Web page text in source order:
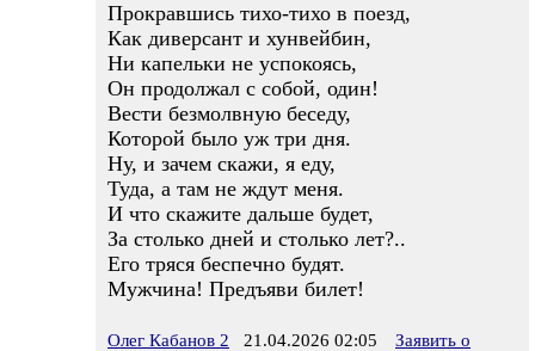
Прокравшись тихо-тихо в поезд,
Как диверсант и хунвейбин,
Ни капельки не успокоясь,
Он продолжал с собой, один!
Вести безмолвную беседу,
Которой было уж три дня.
Ну, и зачем скажи, я еду,
Туда, а там не ждут меня.
И что скажите дальше будет,
За столько дней и столько лет?..
Его тряся беспечно будят.
Мужчина! Предъяви билет!
Олег Кабанов 2 21.04.2026 02:05
Заявить о